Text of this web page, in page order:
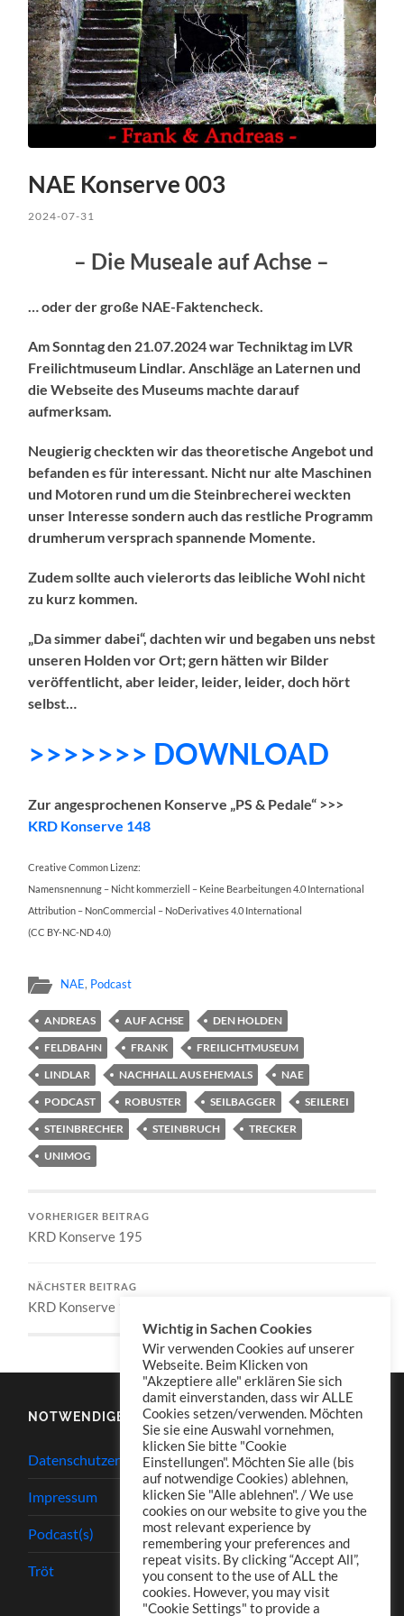
NAE Konserve 003
2024-07-31
– Die Museale auf Achse –
… oder der große NAE-Faktencheck.
Am Sonntag den 21.07.2024 war Techniktag im LVR
Freilichtmuseum Lindlar. Anschläge an Laternen und
die Webseite des Museums machte darauf
aufmerksam.
Neugierig checkten wir das theoretische Angebot und
befanden es für interessant. Nicht nur alte Maschinen
und Motoren rund um die Steinbrecherei weckten
unser Interesse sondern auch das restliche Programm
drumherum versprach spannende Momente.
Zudem sollte auch vielerorts das leibliche Wohl nicht
zu kurz kommen.
„Da simmer dabei“, dachten wir und begaben uns nebst
unseren Holden vor Ort; gern hätten wir Bilder
veröffentlicht, aber leider, leider, leider, doch hört
selbst…
>>>>>>> DOWNLOAD
Zur angesprochenen Konserve „PS & Pedale“ >>>
KRD Konserve 148
Creative Common Lizenz:
Namensnennung – Nicht kommerziell – Keine Bearbeitungen 4.0 International
Attribution – NonCommercial – NoDerivatives 4.0 International
(CC BY-NC-ND 4.0)
NAE, Podcast
ANDREAS AUF ACHSE
DEN HOLDEN
FELDBAHN
FRANK
FREILICHTMUSEUM
LINDLAR
NACHHALL AUS EHEMALS
NAE
PODCAST
ROBUSTER SEILBAGGER
SEILEREI
STEINBRECHER
STEINBRUCH
TRECKER
UNIMOG
VORHERIGER BEITRAG
KRD Konserve 195
NÄCHSTER BEITRAG
KRD Konserve 196
NOTWENDIGES
Datenschutzerklärung
Impressum
Podcast(s)
Tröt
Wichtig in Sachen Cookies
Wir verwenden Cookies auf unserer
Webseite. Beim Klicken von
"Akzeptiere alle" erklären Sie sich
damit einverstanden, dass wir ALLE
Cookies setzen/verwenden. Möchten
Sie sie eine Auswahl vornehmen,
klicken Sie bitte "Cookie
Einstellungen". Möchten Sie alle (bis
auf notwendige Cookies) ablehnen,
klicken Sie "Alle ablehnen". / We use
cookies on our website to give you the
most relevant experience by
remembering your preferences and
repeat visits. By clicking “Accept All”,
you consent to the use of ALL the
cookies. However, you may visit
"Cookie Settings" to provide a